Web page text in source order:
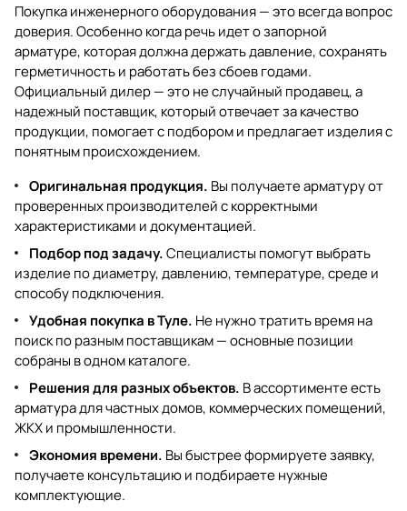
Покупка инженерного оборудования — это всегда вопрос
доверия. Особенно когда речь идет о запорной
арматуре, которая должна держать давление, сохранять
герметичность и работать без сбоев годами.
Официальный дилер — это не случайный продавец, а
надежный поставщик, который отвечает за качество
продукции, помогает с подбором и предлагает изделия с
понятным происхождением.
Оригинальная продукция. Вы получаете арматуру от
проверенных производителей с корректными
характеристиками и документацией.
Подбор под задачу.Специалисты помогут выбрать
изделие по диаметру, давлению, температуре, среде и
способу подключения.
Удобная покупка в Туле. Не нужно тратить время на
поиск по разным поставщикам — основные позиции
собраны в одном каталоге.
Решения для разных объектов. В ассортименте есть
арматура для частных домов, коммерческих помещений,
ЖКХ и промышленности.
Экономия времени. Вы быстрее формируете заявку,
получаете консультацию и подбираете нужные
комплектующие.